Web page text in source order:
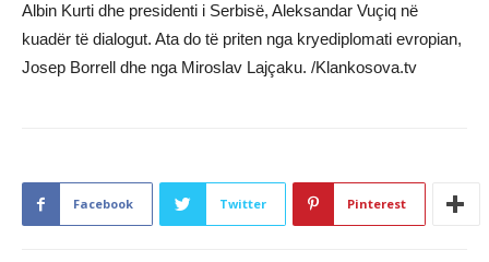
Albin Kurti dhe presidenti i Serbisë, Aleksandar Vuçiq në
kuadër të dialogut. Ata do të priten nga kryediplomati evropian,
Josep Borrell dhe nga Miroslav Lajçaku. /Klankosova.tv
Facebook Twitter Pinterest